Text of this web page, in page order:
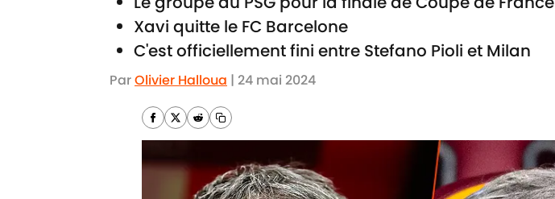
Xavi quitte le FC Barcelone
C'est officiellement fini entre Stefano Pioli et Milan
ParOlivier Halloua | 24 mai 2024